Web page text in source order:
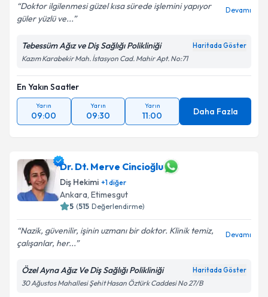
Doktor ilgilenmesi güzel kısa sürede işlemini yapıyor
güler yüzlü ve...
Devamı
Tebessüm Ağız ve Diş Sağlığı Polikliniği Haritada Göster
Kazım Karabekir Mah. İstasyon Cad. Mahir Apt. No:71
En Yakın Saatler
Yarın
09:00
Yarın
09:30
Yarın
11:00 Daha Fazla
Dr. Dt. Merve Cincioğlu
Diş Hekimi +1diğer
Ankara, Etimesgut
5 (515 Değerlendirme)
Nazik, güvenilir, işinin uzmanı bir doktor. Klinik temiz,
çalışanlar, her...
Devamı
Özel Ayna Ağız Ve Diş Sağlığı Polikliniği Haritada Göster
30 Ağustos Mahallesi Şehit Hasan Öztürk Caddesi No 27/B